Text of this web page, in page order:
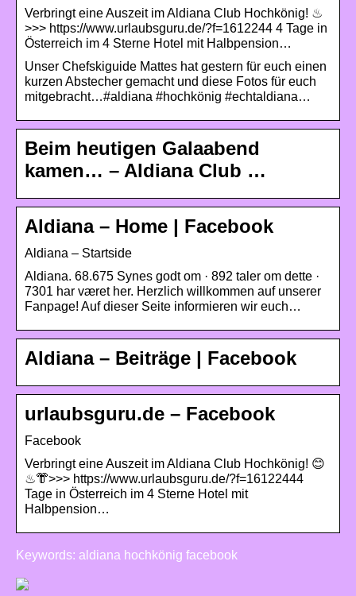
Verbringt eine Auszeit im Aldiana Club Hochkönig! ♨
>>> https://www.urlaubsguru.de/?f=1612244 4 Tage in
Österreich im 4 Sterne Hotel mit Halbpension…
Unser Chefskiguide Mattes hat gestern für euch einen
kurzen Abstecher gemacht und diese Fotos für euch
mitgebracht…#aldiana #hochkönig #echtaldiana…
Beim heutigen Galaabend
kamen… – Aldiana Club …
Aldiana – Home | Facebook
Aldiana – Startside
Aldiana. 68.675 Synes godt om · 892 taler om dette ·
7301 har været her. Herzlich willkommen auf unserer
Fanpage! Auf dieser Seite informieren wir euch…
Aldiana – Beiträge | Facebook
urlaubsguru.de – Facebook
Facebook
Verbringt eine Auszeit im Aldiana Club Hochkönig! 😊
♨👘>>> https://www.urlaubsguru.de/?f=16122444
Tage in Österreich im 4 Sterne Hotel mit
Halbpension…
Keywords: aldiana hochkönig facebook